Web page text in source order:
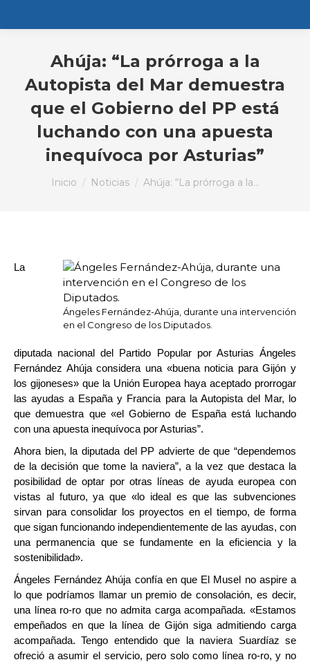
Ahúja: “La prórroga a la
Autopista del Mar demuestra
que el Gobierno del PP está
luchando con una apuesta
inequívoca por Asturias”
Estás aquí:
Inicio Noticias Ahúja: “La prórroga a la…
Ángeles Fernández-Ahúja, durante una intervención
en el Congreso de los Diputados.
La
diputada nacional del Partido Popular por Asturias Ángeles
Fernández Ahúja considera una «buena noticia para Gijón y
los gijoneses» que la Unión Europea haya aceptado prorrogar
las ayudas a España y Francia para la Autopista del Mar, lo
que demuestra que «el Gobierno de España está luchando
con una apuesta inequívoca por Asturias”.
Ahora bien, la diputada del PP advierte de que “dependemos
de la decisión que tome la naviera”, a la vez que destaca la
posibilidad de optar por otras líneas de ayuda europea con
vistas al futuro, ya que «lo ideal es que las subvenciones
sirvan para consolidar los proyectos en el tiempo, de forma
que sigan funcionando independientemente de las ayudas, con
una permanencia que se fundamente en la eficiencia y la
sostenibilidad».
Ángeles Fernández Ahúja confía en que El Musel no aspire a
lo que podríamos llamar un premio de consolación, es decir,
una línea ro-ro que no admita carga acompañada. «Estamos
empeñados en que la línea de Gijón siga admitiendo carga
acompañada. Tengo entendido que la naviera Suardíaz se
ofreció a asumir el servicio, pero solo como línea ro-ro, y no